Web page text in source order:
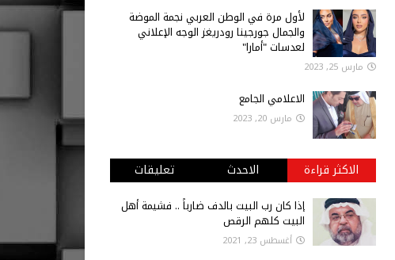
لأول مرة في الوطن العربي نجمة الموضة
والجمال جورجينا رودريغز الوجه الإعلاني
لعدسات "أمارا"
مارس 25, 2023
الاعلامي الجامع
مارس 20, 2023
الاكثر قراءة الاحدث تعليقات
إذا كان رب البيت بالدف ضارباً .. فشيمة أهل
البيت كلهم الرقص
أغسطس 23, 2021